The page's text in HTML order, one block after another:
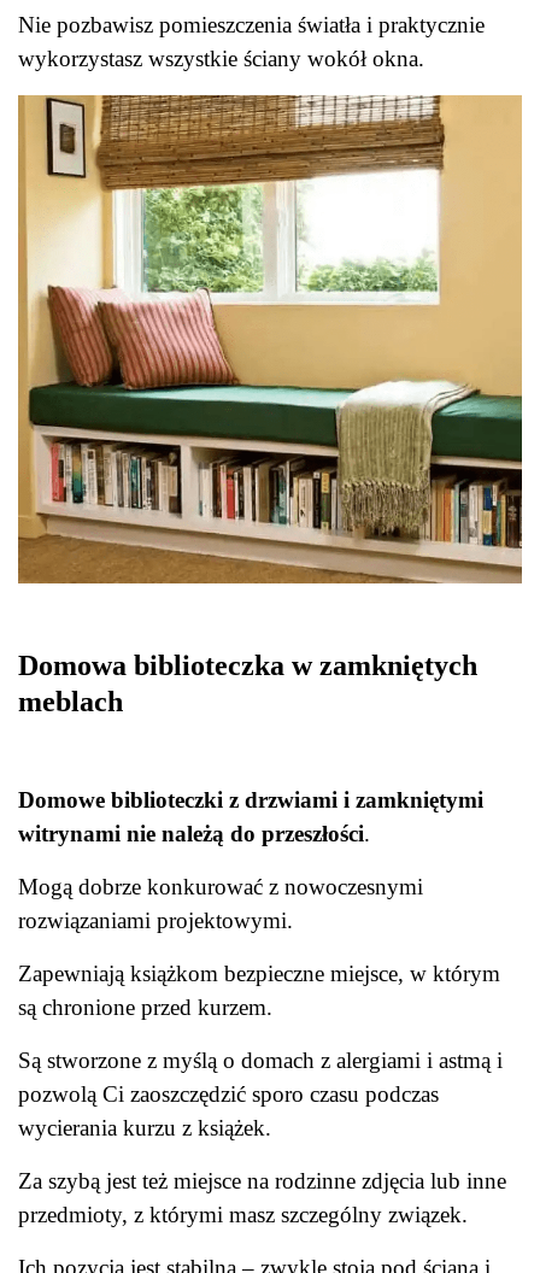
Nie pozbawisz pomieszczenia światła i praktycznie
wykorzystasz wszystkie ściany wokół okna.
Domowa biblioteczka w zamkniętych
meblach
Domowe biblioteczki z drzwiami i zamkniętymi
witrynami nie należą do przeszłości.
Mogą dobrze konkurować z nowoczesnymi
rozwiązaniami projektowymi.
Zapewniają książkom bezpieczne miejsce, w którym
są chronione przed kurzem.
Są stworzone z myślą o domach z alergiami i astmą i
pozwolą Ci zaoszczędzić sporo czasu podczas
wycierania kurzu z książek.
Za szybą jest też miejsce na rodzinne zdjęcia lub inne
przedmioty, z którymi masz szczególny związek.
Ich pozycja jest stabilna – zwykle stoją pod ścianą i